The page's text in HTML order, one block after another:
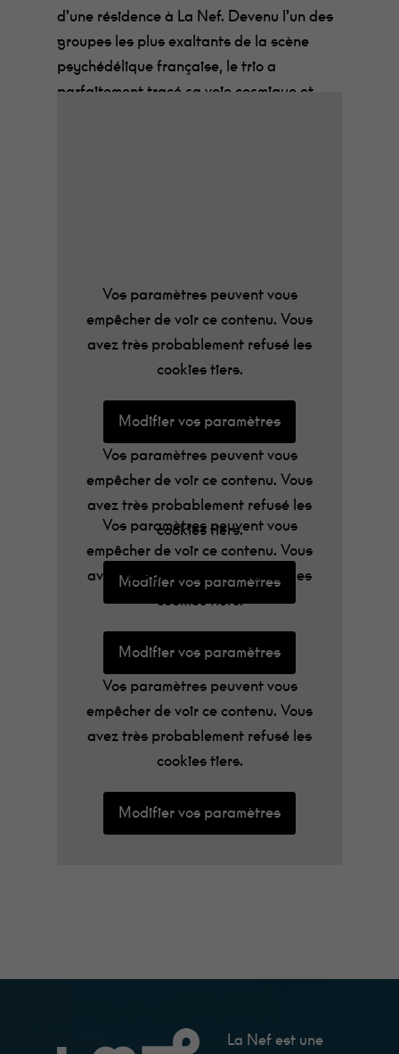
d’une résidence à La Nef. Devenu l’un des
groupes les plus exaltants de la scène
psychédélique française, le trio a
parfaitement tracé sa voie cosmique et
dernier album sorti sur le label Vicious
Records et le groupe arrive déjà à monter
d’un autre niveau se plaçant comme le fer
de lance d’une scène indé française
Vos paramètres peuvent vous
empêcher de voir ce contenu. Vous
avez très probablement refusé les
cookies tiers.
Modifier vos paramètres
Vos paramètres peuvent vous
empêcher de voir ce contenu. Vous
avez très probablement refusé les
cookies tiers.
Modifier vos paramètres
Vos paramètres peuvent vous
empêcher de voir ce contenu. Vous
avez très probablement refusé les
cookies tiers.
Modifier vos paramètres
Vos paramètres peuvent vous
empêcher de voir ce contenu. Vous
avez très probablement refusé les
cookies tiers.
Modifier vos paramètres
La Nef est une